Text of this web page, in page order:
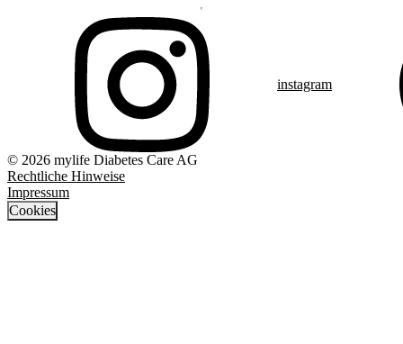
instagram
© 2026 mylife Diabetes Care AG
Rechtliche Hinweise
Impressum
Cookies